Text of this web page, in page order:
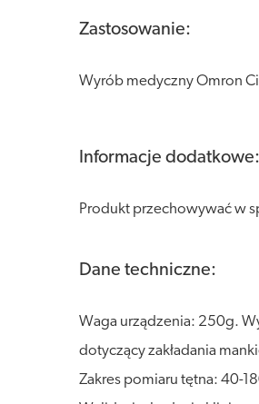
Zastosowanie:
Wyrób medyczny Omron
Informacje dodatkowe:
Produkt przechowywać w
Dane techniczne:
Waga urządzenia: 250g.
dotyczący zakładania
Zakres pomiaru tętna: 40-